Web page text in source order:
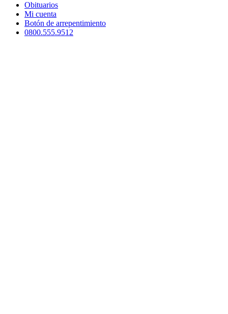
Obituarios
Mi cuenta
Botón de arrepentimiento
0800.555.9512